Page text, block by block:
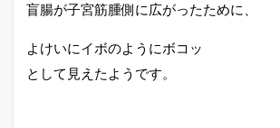
盲腸が子宮筋腫側に広がったために、
よけいにイボのようにボコッ
として見えたようです。